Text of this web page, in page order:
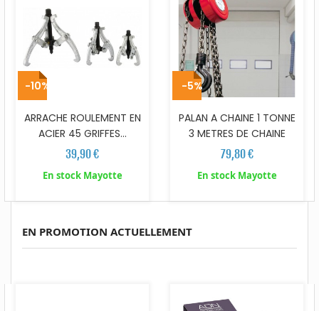
ARRACHE ROULEMENT EN
ACIER 45 GRIFFES...
39,90 €
En stock Mayotte
PALAN A CHAINE 1 TONNE
3 METRES DE CHAINE
79,80 €
En stock Mayotte
EN PROMOTION ACTUELLEMENT
-10% -5%